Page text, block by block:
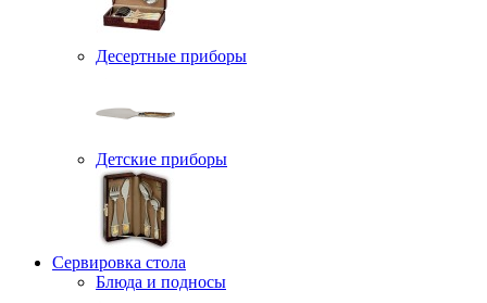
Десертные приборы
Детские приборы
Сервировка стола
Блюда и подносы